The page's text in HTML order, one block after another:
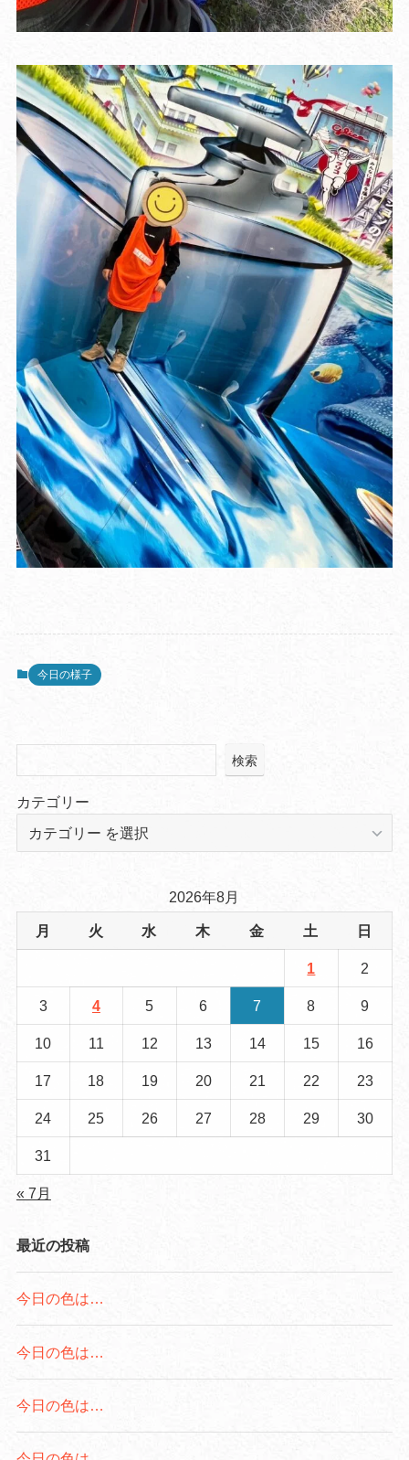
今日の様子
検索
カテゴリー
2026年8月
月 火 水 木 金 土 日
1 2
3 4 5 6 7 8 9
10 11 12 13 14 15 16
17 18 19 20 21 22 23
24 25 26 27 28 29 30
31
« 7月
最近の投稿
今日の色は…
今日の色は…
今日の色は…